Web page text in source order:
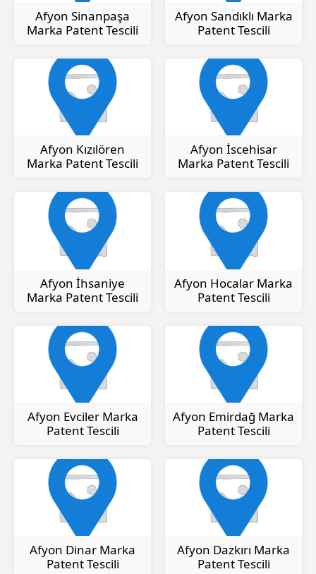
Afyon Sinanpaşa
Marka Patent Tescili
Afyon Sandıklı Marka
Patent Tescili
Afyon Kızılören
Marka Patent Tescili
Afyon İscehisar
Marka Patent Tescili
Afyon İhsaniye
Marka Patent Tescili
Afyon Hocalar Marka
Patent Tescili
Afyon Evciler Marka
Patent Tescili
Afyon Emirdağ Marka
Patent Tescili
Afyon Dinar Marka
Patent Tescili
Afyon Dazkırı Marka
Patent Tescili